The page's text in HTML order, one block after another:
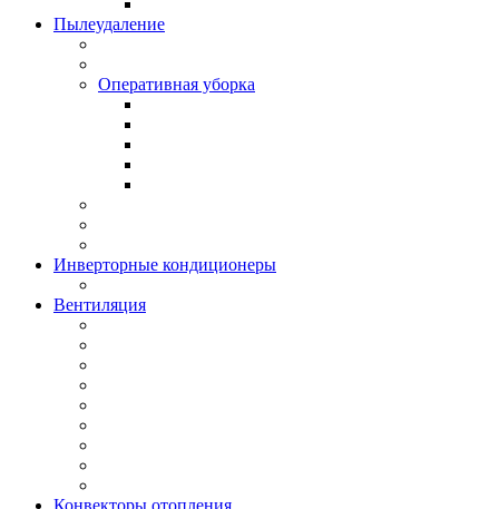
Пылеудаление
Оперативная уборка
Инверторные кондиционеры
Вентиляция
Конвекторы отопления